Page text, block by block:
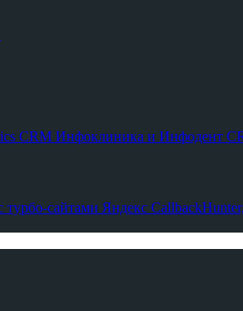
CRM Инфоклиника и Инфодент
турбо-сайтами Яндекс